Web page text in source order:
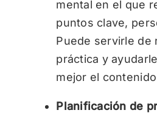
mental en el que
puntos clave,
Puede servirle de
práctica y
mejor el
Planificación de